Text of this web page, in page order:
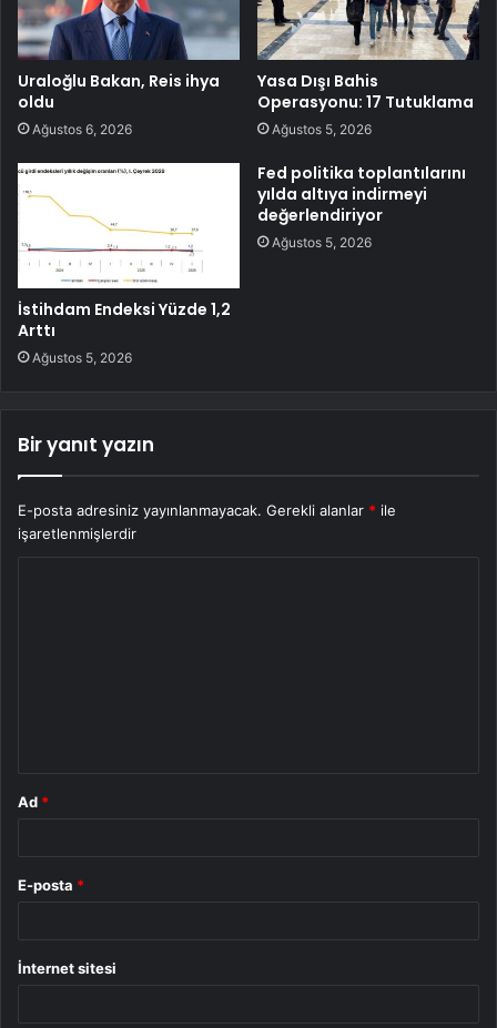
Uraloğlu Bakan, Reis ihya
oldu
Ağustos 6, 2026
Yasa Dışı Bahis
Operasyonu: 17 Tutuklama
Ağustos 5, 2026
İstihdam Endeksi Yüzde 1,2
Arttı
Ağustos 5, 2026
Fed politika toplantılarını
yılda altıya indirmeyi
değerlendiriyor
Ağustos 5, 2026
Bir yanıt yazın
E-posta adresiniz yayınlanmayacak. Gerekli alanlar * ile
işaretlenmişlerdir
Ad *
E-posta *
İnternet sitesi